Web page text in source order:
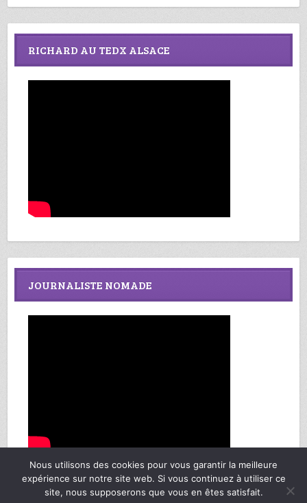
RICHARD AU TEDX ALSACE
JOURNALISTE NOMADE
Nous utilisons des cookies pour vous garantir la meilleure
expérience sur notre site web. Si vous continuez à utiliser ce
site, nous supposerons que vous en êtes satisfait.